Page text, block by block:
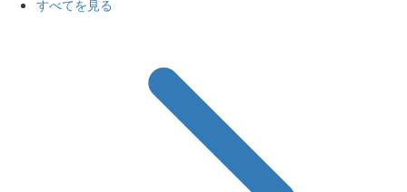
すべてを見る